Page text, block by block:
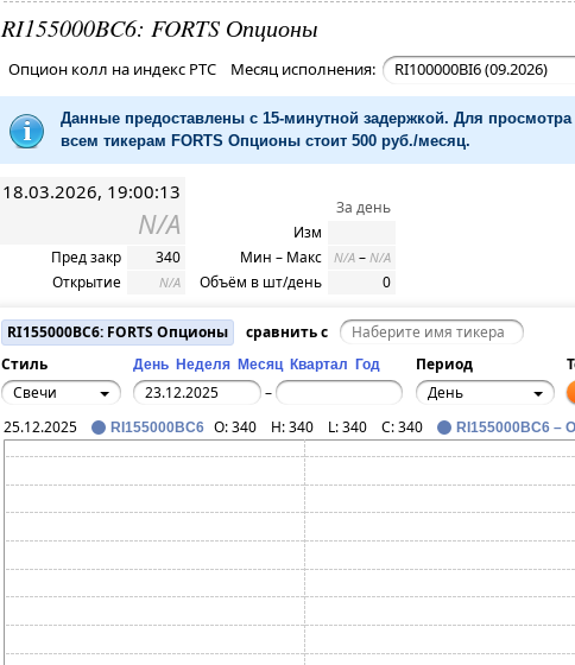
RI155000BC6: FORTS Опционы
Опцион колл на индекс РТС Месяц исполнения: RI100000BI6 (09.2026)
Данные предоставлены с 15-минутной задержкой. Для
всем тикерам FORTS Опционы стоит 500 руб./месяц.
18.03.2026, 19:00:13
N/A
Пред закр
340
Открытие
N/A
За день
Изм
Мин – Макс
N/A – N/A
Объём в шт/день 0
RI155000BC6: FORTS Опционы
сравнить с
Стиль
День Неделя Месяц Квартал Год Период
Свечи
– День
25.12.2025 RI155000BC6 O:340 H:340 L:340 C:340 RI155000BC6 –